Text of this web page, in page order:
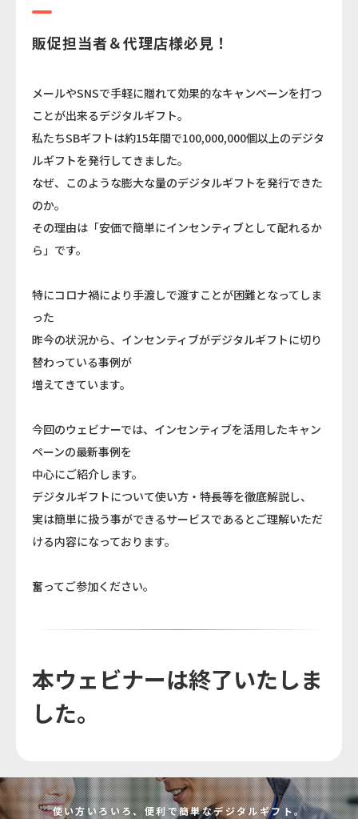
販促担当者＆代理店様必見！
メールやSNSで⼿軽に贈れて効果的なキャンペーンを打つ
ことが出来るデジタルギフト。
私たちSBギフトは約15年間で100,000,000個以上のデジタ
ルギフトを発行してきました。
なぜ、このような膨大な量のデジタルギフトを発行できた
のか。
その理由は「安価で簡単にインセンティブとして配れるか
ら」です。
特にコロナ禍により手渡しで渡すことが困難となってしま
った
昨今の状況から、インセンティブがデジタルギフトに切り
替わっている事例が
増えてきています。
今回のウェビナーでは、インセンティブを活用したキャン
ペーンの最新事例を
中心にご紹介します。
デジタルギフトについて使い方・特長等を徹底解説し、
実は簡単に扱う事ができるサービスであるとご理解いただ
ける内容になっております。
奮ってご参加ください。
本ウェビナーは終了いたしま
した。
使い⽅いろいろ、便利で簡単なデジタルギフト。